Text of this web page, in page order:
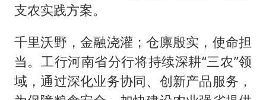
支农实践方案。
千里沃野，金融浇灌；仓廪殷实，使命担
当。工行河南省分行将持续深耕“三农”领
域，通过深化业务协同、创新产品服务，